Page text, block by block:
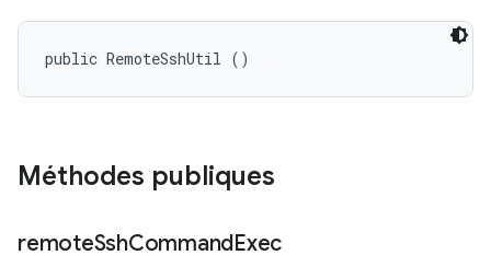
public RemoteSshUtil ()
Méthodes publiques
remoteSshCommandExec